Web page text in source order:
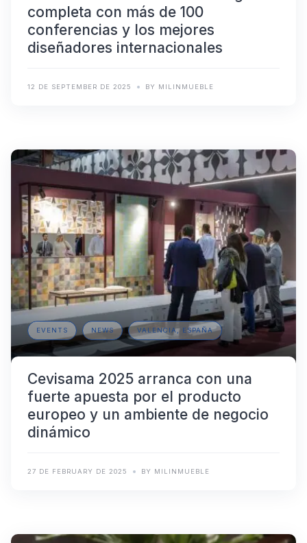
completa con más de 100
conferencias y los mejores
diseñadores internacionales
12 DE SEPTEMBER DE 2025 BY MILINMUEBLE
EVENTS NEWS VALENCIA, ESPAÑA
Cevisama 2025 arranca con una
fuerte apuesta por el producto
europeo y un ambiente de negocio
dinámico
27 DE FEBRUARY DE 2025 BY MILINMUEBLE